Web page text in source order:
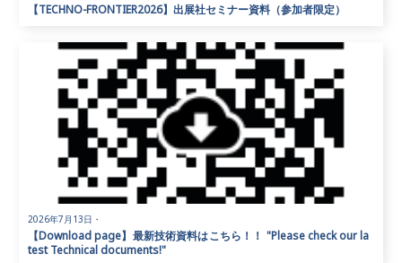
【TECHNO-FRONTIER2026】出展社セミナー資料（参加者限定）
2026年7月13日 ・
【Download page】最新技術資料はこちら！！ "Please check our la
test Technical documents!"